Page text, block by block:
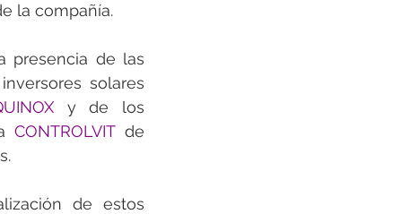
elektrotools-P059000
la compañía.
presencia de las
solares
y de los
CONTROLVIT de
de estos